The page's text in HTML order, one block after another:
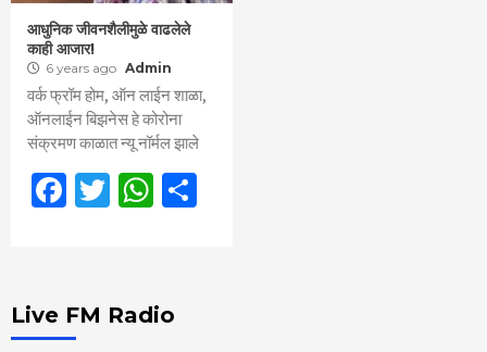
आधुनिक जीवनशैलीमुळे वाढलेले
काही आजार!
6 years ago Admin
वर्क फ्रॉम होम, ऑन लाईन शाळा,
ऑनलाईन बिझनेस हे कोरोना
संक्रमण काळात न्यू नॉर्मल झाले
Facebook
TwitterWhatsApp
Live FM Radio